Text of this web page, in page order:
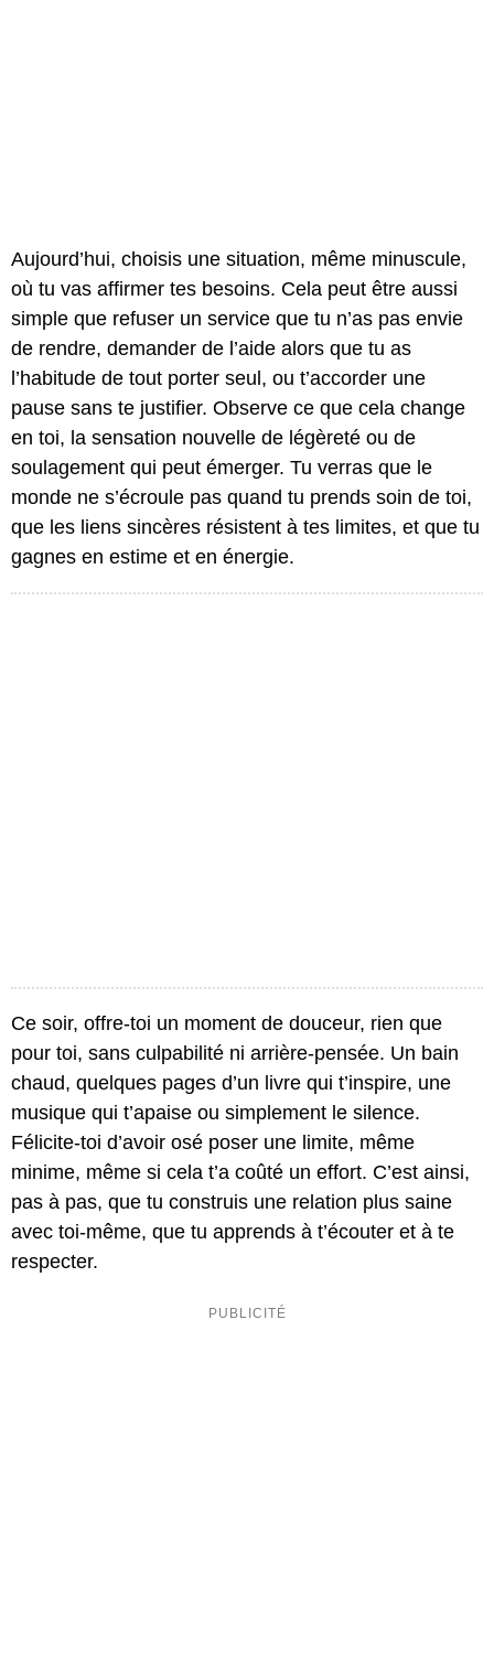
Aujourd’hui, choisis une situation, même minuscule,
où tu vas affirmer tes besoins. Cela peut être aussi
simple que refuser un service que tu n’as pas envie
de rendre, demander de l’aide alors que tu as
l’habitude de tout porter seul, ou t’accorder une
pause sans te justifier. Observe ce que cela change
en toi, la sensation nouvelle de légèreté ou de
soulagement qui peut émerger. Tu verras que le
monde ne s’écroule pas quand tu prends soin de toi,
que les liens sincères résistent à tes limites, et que tu
gagnes en estime et en énergie.
Ce soir, offre-toi un moment de douceur, rien que
pour toi, sans culpabilité ni arrière-pensée. Un bain
chaud, quelques pages d’un livre qui t’inspire, une
musique qui t’apaise ou simplement le silence.
Félicite-toi d’avoir osé poser une limite, même
minime, même si cela t’a coûté un effort. C’est ainsi,
pas à pas, que tu construis une relation plus saine
avec toi-même, que tu apprends à t’écouter et à te
respecter.